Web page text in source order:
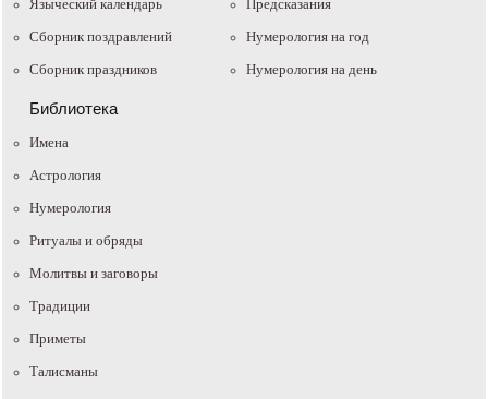
Языческий календарь
Сборник поздравлений
Сборник праздников
Предсказания
Нумерология на год
Нумерология на день
Библиотека
Имена
Астрология
Нумерология
Ритуалы и обряды
Молитвы и заговоры
Традиции
Приметы
Талисманы